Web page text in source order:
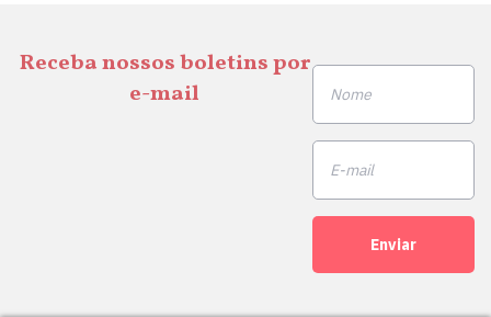
Receba nossos boletins por
e-mail
Enviar